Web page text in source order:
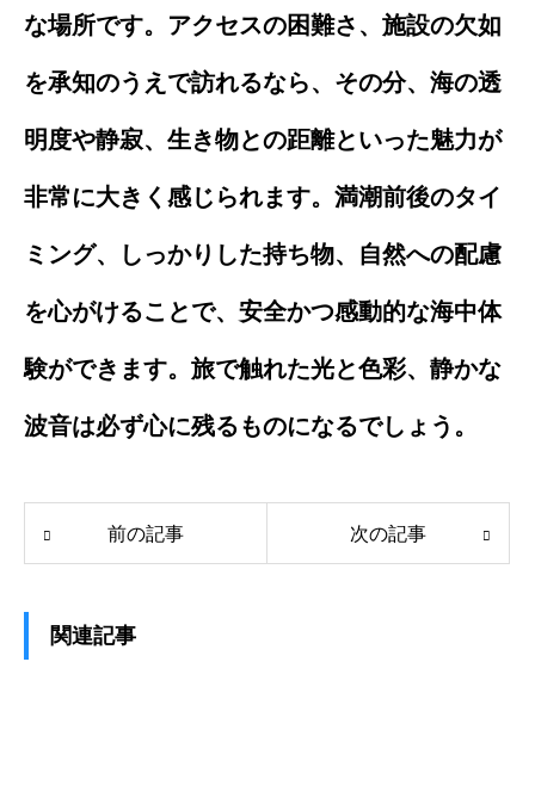
な場所です。アクセスの困難さ、施設の欠如
を承知のうえで訪れるなら、その分、海の透
明度や静寂、生き物との距離といった魅力が
非常に大きく感じられます。満潮前後のタイ
ミング、しっかりした持ち物、自然への配慮
を心がけることで、安全かつ感動的な海中体
験ができます。旅で触れた光と色彩、静かな
波音は必ず心に残るものになるでしょう。
前の記事 次の記事
関連記事